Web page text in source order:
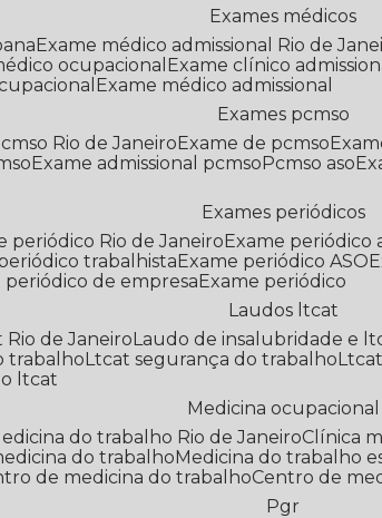
Exames médicos
Exame médico admissional Rio de
ocupacional Exame clínico
Exame médico admissional
Exames pcmso
Rio de Janeiro Exame de pcmso
Exame admissional pcmso Pcmso aso
Exames periódicos
periódico Rio de Janeiro Exame periódico
periódico trabalhista Exame periódico ASO
periódico de empresa
Exame periódico
Laudos ltcat
Rio de Janeiro Laudo de insalubridade e
trabalho Ltcat segurança do trabalho
ltcat
Medicina ocupacional
Medicina do trabalho Rio de Janeiro Clínica
do trabalho Medicina do trabalho
de medicina do trabalho Centro de
Pgr